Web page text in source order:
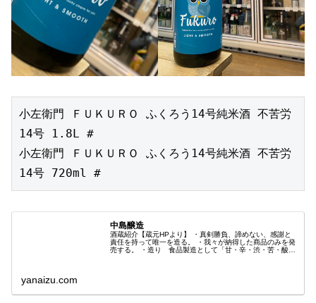
小左衛門 ＦＵＫＵＲＯ ふくろう14号純米酒 不苦労
14号 1.8L #
小左衛門 ＦＵＫＵＲＯ ふくろう14号純米酒 不苦労
14号 720ml #
中島醸造
酒蔵紹介【蔵元HPより】 ・真剣勝負、諦めない、感謝と
責任を持って唯一を造る。 ・我々が納得した商品のみを発
売する。 ・造り 食品製造として「甘・辛・渋・苦・酸」
yanaizu.com